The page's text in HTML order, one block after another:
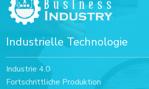
Industrielle Technologie
Industrie 4.0
Fortschrittliche Produktion